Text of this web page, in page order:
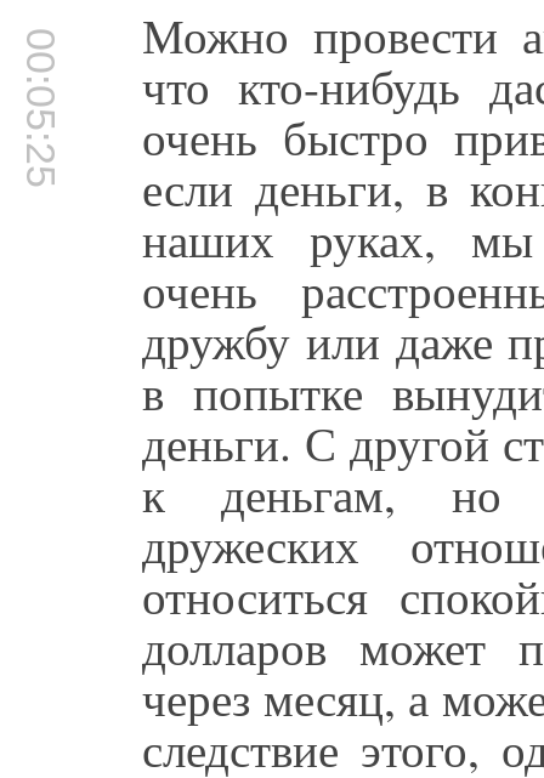
00:05:25 Можно провести
что кто-нибудь
очень быстро
если деньги, в
наших руках, мы
очень
дружбу или даже
в попытке
деньги. С другой
к деньгам, но
дружеских
относиться
долларов может
через месяц, а
следствие этого,